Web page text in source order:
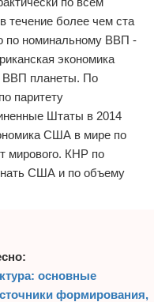
течение более чем ста
по номинальному ВВП -
экономика
ВВП планеты. По
паритету
Штаты в 2014
США в мире по
мирового. КНР по
США и по объему
основные
формирования,